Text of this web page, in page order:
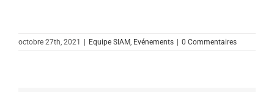
octobre 27th, 2021 | Equipe SIAM Evénements | 0 Commentaires